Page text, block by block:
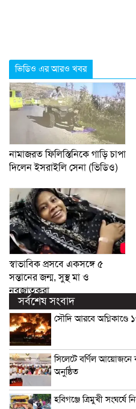
ভিডিও এর আরও খবর
নামাজরত ফিলিস্তিনিকে গাড়ি চাপা
দিলেন ইসরাইলি সেনা (ভিডিও)
স্বাভাবিক প্রসবে একসঙ্গে ৫
সন্তানের জন্ম, সুস্থ মা ও
নবজাতকরা
সর্বশেষ সংবাদ
সৌদি আরবে অগ্নিকাণ্ডে
সিলেটে বর্ণিল আয়োজনে
অনুষ্ঠিত
হবিগঞ্জে ত্রিমুখী সংঘর্ষে